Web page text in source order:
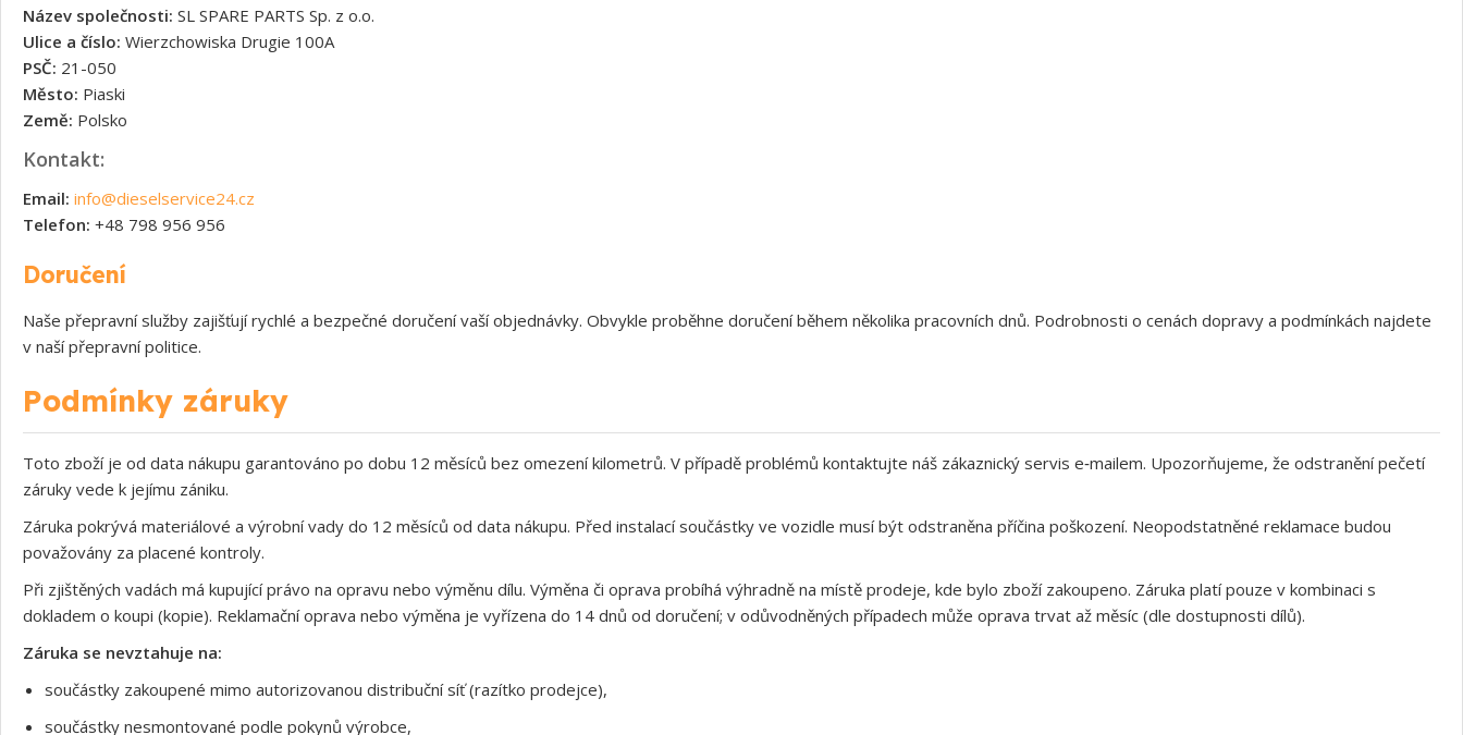
Název společnosti: SL SPARE PARTS Sp. z o.o.
Ulice a číslo: Wierzchowiska Drugie 100A
PSČ: 21-050
Město: Piaski
Země: Polsko
Kontakt:
Email: info@dieselservice24.cz
Telefon: +48 798 956 956
Doručení
Naše přepravní služby zajišťují rychlé a bezpečné doručení vaší objednávky. Obvykle proběhne doručení během několika pracovních dnů. Podrobnosti o cenách dopravy a podmínkách najdete
v naší přepravní politice.
Podmínky záruky
Toto zboží je od data nákupu garantováno po dobu 12 měsíců bez omezení kilometrů. V případě problémů kontaktujte náš zákaznický servis e‑mailem. Upozorňujeme, že odstranění pečetí
záruky vede k jejímu zániku.
Záruka pokrývá materiálové a výrobní vady do 12 měsíců od data nákupu. Před instalací součástky ve vozidle musí být odstraněna příčina poškození. Neopodstatněné reklamace budou
považovány za placené kontroly.
Při zjištěných vadách má kupující právo na opravu nebo výměnu dílu. Výměna či oprava probíhá výhradně na místě prodeje, kde bylo zboží zakoupeno. Záruka platí pouze v kombinaci s
dokladem o koupi (kopie). Reklamační oprava nebo výměna je vyřízena do 14 dnů od doručení; v odůvodněných případech může oprava trvat až měsíc (dle dostupnosti dílů).
Záruka se nevztahuje na:
součástky zakoupené mimo autorizovanou distribuční síť (razítko prodejce),
součástky nesmontované podle pokynů výrobce,